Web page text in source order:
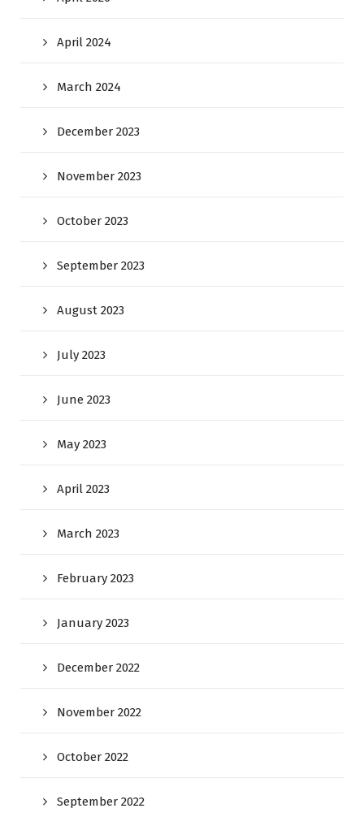
April 2024
March 2024
December 2023
November 2023
October 2023
September 2023
August 2023
July 2023
June 2023
May 2023
April 2023
March 2023
February 2023
January 2023
December 2022
November 2022
October 2022
September 2022